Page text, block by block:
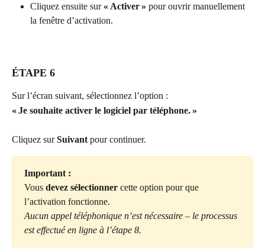
Cliquez ensuite sur « Activer » pour ouvrir manuellement
la fenêtre d’activation.
ÉTAPE 6
Sur l’écran suivant, sélectionnez l’option :
« Je souhaite activer le logiciel par téléphone. »
Cliquez sur Suivant pour continuer.
Important :
Vous devez sélectionner cette option pour que
l’activation fonctionne.
Aucun appel téléphonique n’est nécessaire – le processus
est effectué en ligne à l’étape 8.